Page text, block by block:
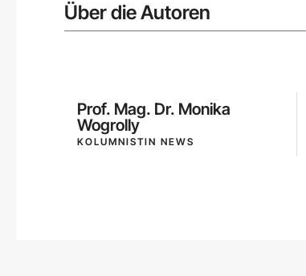
Über die Autoren
Prof. Mag. Dr. Monika
Wogrolly
KOLUMNISTIN NEWS